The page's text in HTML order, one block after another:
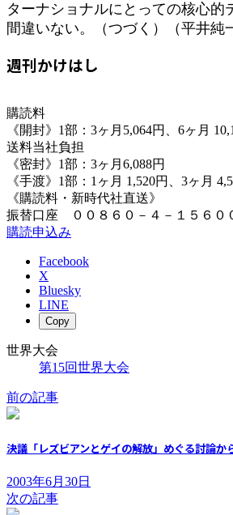
ターナショナルにとっての核心的
間違いない。（つづく）（平井純
週刊かけはし
購読料
《開封》1部：3ヶ月5,064円、6ヶ月
送料当社負担
《密封》1部：3ヶ月6,088円
《手渡》1部：1ヶ月 1,520円、3ヶ月
《購読料・新時代社直送》
振替口座 ００８６０－４－１５６
購読申込み
Facebook
X
Bluesky
LINE
Copy
世界大会
第15回世界大会
前の記事
決議「レズビアンとゲイの解放」めぐる討論か
2003年6月30日
次の記事